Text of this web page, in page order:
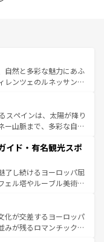
自然と多彩な魅力にあふ
レンツェのルネッサンス
やアマルフィ海岸の絶
観光の合間には、本場の
ア料理を堪能することも
ない旅をしてみよう！
スペインは、太陽が降り
ー山脈まで、多彩な自然
フラメンコ、熱気あふ
生活の一部となってい
雰囲気や、バルセロナの
は古代ローマ遺跡や中世
なるスペインはその個
人を魅了する。 なお、新着のスペイン情報は コ
イド・有名観光スポ
了し続けるヨーロッパ屈
ェル塔やルーブル美術館
麗な宮殿、歴史的な大
な自然が、訪れる者を心
美食の国としても知ら
化が交差するヨーロッパ
みが残るロマンチック街